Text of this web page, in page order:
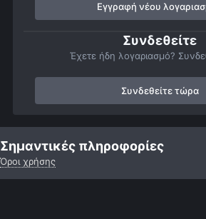
Εγγραφή νέου
Συνδεθείτε
Έχετε ήδη λογαριασμό?
Συνδεθείτε τώρα
Αρχή Αστροφωτογραφίες Βαθύς
Σημαντικές πληροφορίες
Όροι χρήσης
Forum